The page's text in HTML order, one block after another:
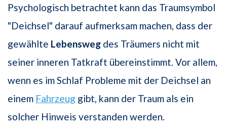
Psychologisch betrachtet kann das Traumsymbol
"Deichsel" darauf aufmerksam machen, dass der
gewählte Lebensweg des Träumers nicht mit
seiner inneren Tatkraft übereinstimmt. Vor allem,
wenn es im Schlaf Probleme mit der Deichsel an
einem Fahrzeug gibt, kann der Traum als ein
solcher Hinweis verstanden werden.